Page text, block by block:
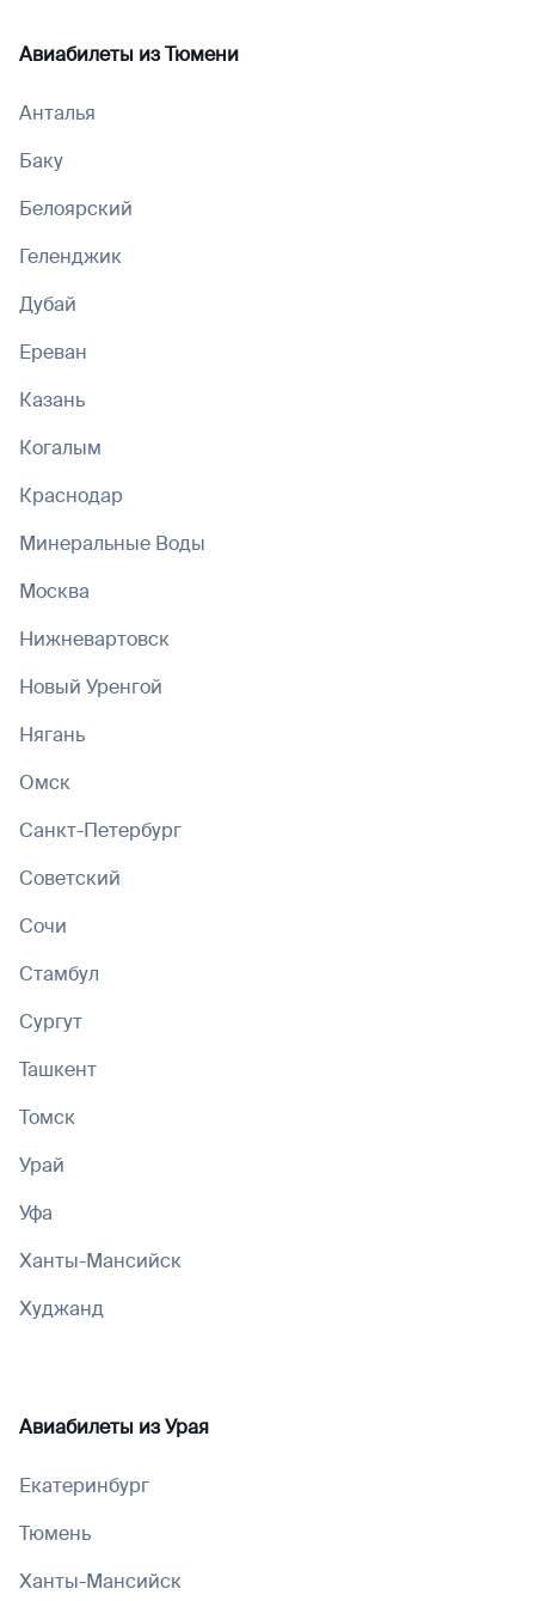
Авиабилеты изТюмени
Анталья
Баку
Белоярский
Геленджик
Дубай
Ереван
Казань
Когалым
Краснодар
Минеральные Воды
Москва
Нижневартовск
Новый Уренгой
Нягань
Омск
Санкт-Петербург
Советский
Сочи
Стамбул
Сургут
Ташкент
Томск
Урай
Уфа
Ханты-Мансийск
Худжанд
Авиабилеты изУрая
Екатеринбург
Тюмень
Ханты-Мансийск